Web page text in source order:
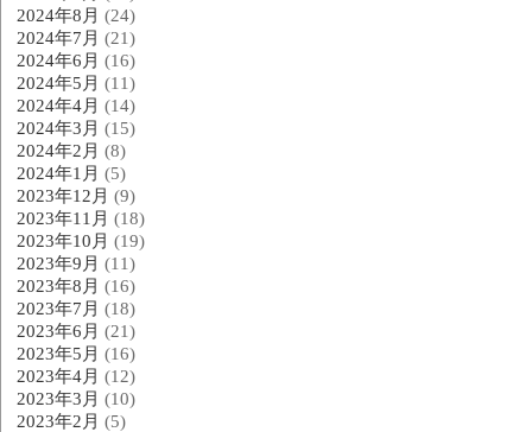
2024年8月 (24)
2024年7月 (21)
2024年6月 (16)
2024年5月 (11)
2024年4月 (14)
2024年3月 (15)
2024年2月 (8)
2024年1月 (5)
2023年12月 (9)
2023年11月 (18)
2023年10月 (19)
2023年9月 (11)
2023年8月 (16)
2023年7月 (18)
2023年6月 (21)
2023年5月 (16)
2023年4月 (12)
2023年3月 (10)
2023年2月 (5)